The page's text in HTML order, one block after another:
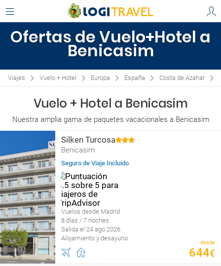
Ofertas de Vuelo+Hotel a
Benicasim
Viajes Vuelo + Hotel Europa España Costa de Azahar
Vuelo + Hotel a Benicasim
Nuestra amplia gama de paquetes vacacionales a Benicasim
Silken Turcosa
Benicasim
Seguro de Viaje Incluido
Vuelos desde Madrid
8 días / 7 noches
Salida el 24 ago 2026
Alojamiento y desayuno
desde
644€